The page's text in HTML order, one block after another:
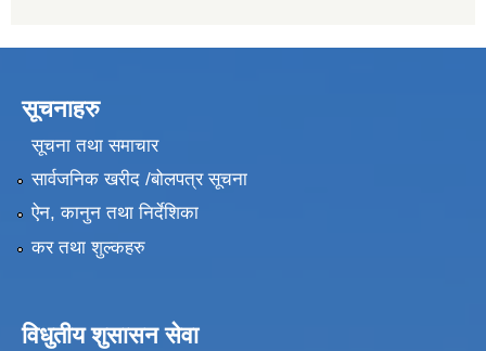
सूचनाहरु
सूचना तथा समाचार
सार्वजनिक खरीद /बोलपत्र सूचना
ऐन, कानुन तथा निर्देशिका
कर तथा शुल्कहरु
विधुतीय शुसासन सेवा